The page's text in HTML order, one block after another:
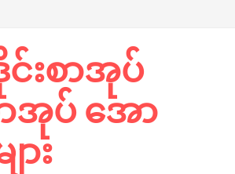
င်းစာအုပ်
အုပ် အော
ား